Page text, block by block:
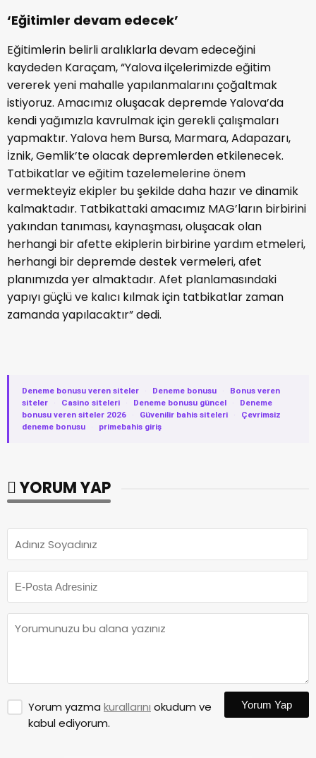
‘Eğitimler devam edecek’
Eğitimlerin belirli aralıklarla devam edeceğini
kaydeden Karaçam, “Yalova ilçelerimizde eğitim
vererek yeni mahalle yapılanmalarını çoğaltmak
istiyoruz. Amacımız oluşacak depremde Yalova’da
kendi yağımızla kavrulmak için gerekli çalışmaları
yapmaktır. Yalova hem Bursa, Marmara, Adapazarı,
İznik, Gemlik’te olacak depremlerden etkilenecek.
Tatbikatlar ve eğitim tazelemelerine önem
vermekteyiz ekipler bu şekilde daha hazır ve dinamik
kalmaktadır. Tatbikattaki amacımız MAG’ların birbirini
yakından tanıması, kaynaşması, oluşacak olan
herhangi bir afette ekiplerin birbirine yardım etmeleri,
herhangi bir depremde destek vermeleri, afet
planımızda yer almaktadır. Afet planlamasındaki
yapıyı güçlü ve kalıcı kılmak için tatbikatlar zaman
zamanda yapılacaktır” dedi.
Deneme bonusu veren siteler · Deneme bonusu ·
Bonus veren
siteler
· Casino siteleri · Deneme bonusu güncel ·
Deneme
bonusu veren siteler 2026
· Güvenilir bahis siteleri ·
Çevrimsiz
deneme bonusu
· primebahis giriş
YORUM YAP
Yorum yazma kurallarını okudum ve
kabul ediyorum.
Yorum Yap